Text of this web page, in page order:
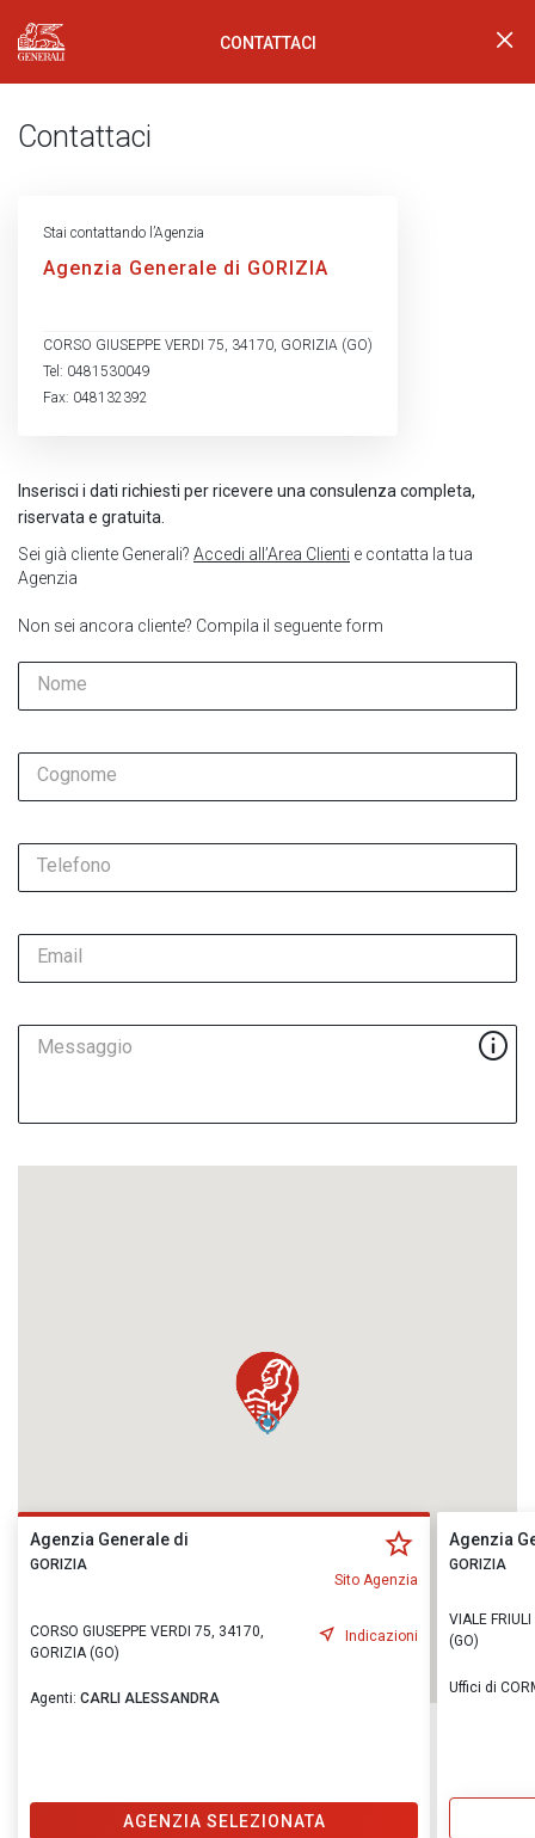
Generali Logo CONTATTACI
Contattaci
Inserisci i dati richiesti per ricevere una consulenza completa,
riservata e gratuita.
Sei già cliente Generali? Accedi all’Area Clienti e contatta la tua
Agenzia
Non sei ancora cliente? Compila il seguente form
Nome
Cognome
Telefono
Email
Messaggio
Stai contattando l’Agenzia
Agenzia Generale di GORIZIA
CORSO GIUSEPPE VERDI 75, 34170, GORIZIA (GO)
Tel: 0481530049
Fax: 048132392
Agenzia Generale di
GORIZIA
Sito Agenzia
CORSO GIUSEPPE VERDI 75, 34170,
GORIZIA (GO)
Indicazioni
Agenti: CARLI ALESSANDRA
AGENZIA SELEZIONATA
Agenzia
GORIZIA
VIALE
(GO)
Uffici di